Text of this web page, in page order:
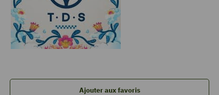
Ajouter aux favoris